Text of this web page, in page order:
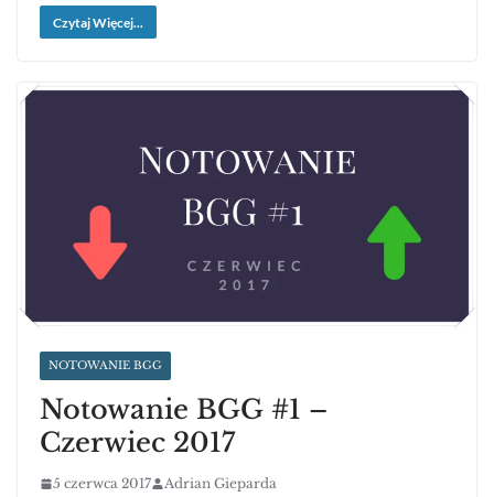
Czytaj Więcej...
NOTOWANIE BGG
Notowanie BGG #1 –
Czerwiec 2017
5 czerwca 2017 Adrian Gieparda